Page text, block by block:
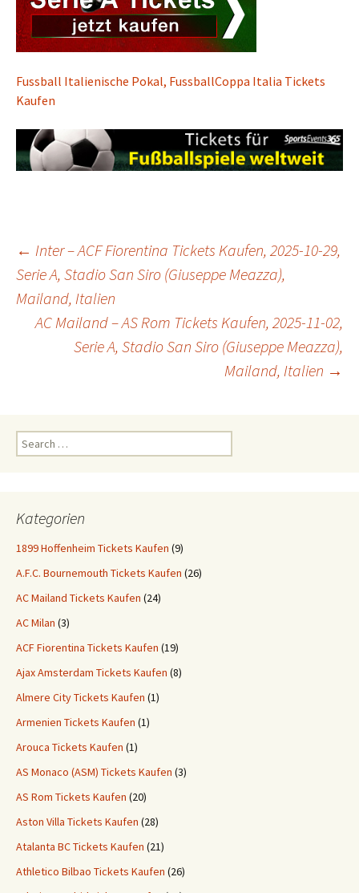
Fussball Italienische Pokal, FussballCoppa Italia Tickets
Kaufen
Post
navigation
← Inter – ACF Fiorentina Tickets Kaufen, 2025-10-29,
Serie A, Stadio San Siro (Giuseppe Meazza),
Mailand, Italien
AC Mailand – AS Rom Tickets Kaufen, 2025-11-02,
Serie A, Stadio San Siro (Giuseppe Meazza),
Mailand, Italien →
Search
for:
Kategorien
1899 Hoffenheim Tickets Kaufen (9)
A.F.C. Bournemouth Tickets Kaufen (26)
AC Mailand Tickets Kaufen (24)
AC Milan (3)
ACF Fiorentina Tickets Kaufen (19)
Ajax Amsterdam Tickets Kaufen (8)
Almere City Tickets Kaufen (1)
Armenien Tickets Kaufen (1)
Arouca Tickets Kaufen (1)
AS Monaco (ASM) Tickets Kaufen (3)
AS Rom Tickets Kaufen (20)
Aston Villa Tickets Kaufen (28)
Atalanta BC Tickets Kaufen (21)
Athletico Bilbao Tickets Kaufen (26)